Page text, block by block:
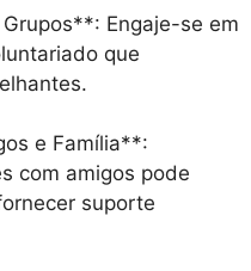
Engaje-se em
que
e Família**:
com amigos pode
suporte